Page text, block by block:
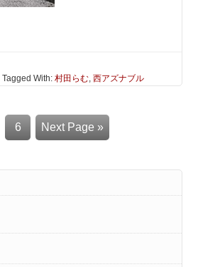
Tagged With:村田らむ,西アズナブル
6 Next Page »